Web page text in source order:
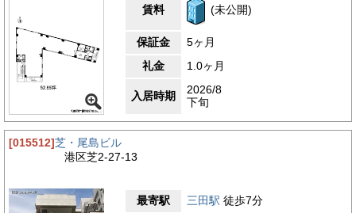
賃料 (未公開)
保証金
5ヶ月
礼金
1.0ヶ月
入居時期
2026/8
下旬
[015512]芝・尾島ビル
港区芝2-27-13
最寄駅 三田駅 徒歩7分